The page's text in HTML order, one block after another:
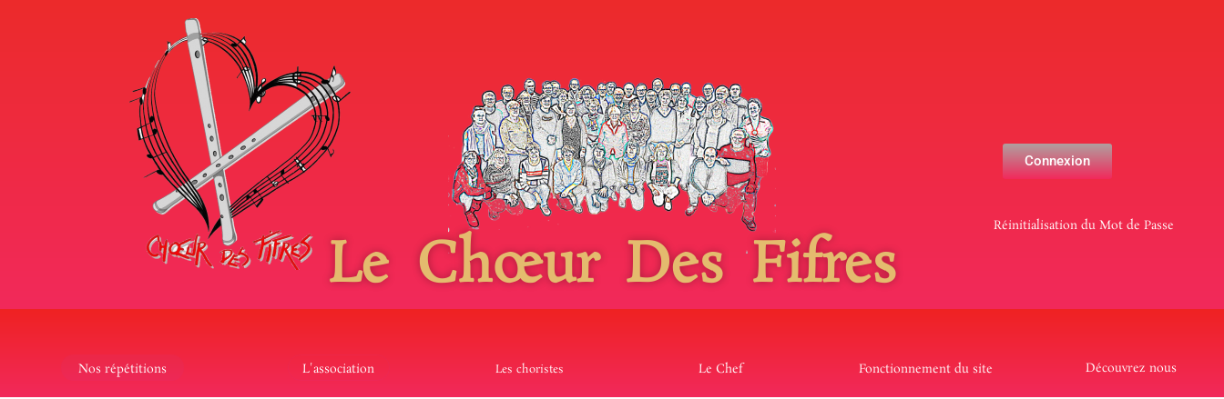
Connexion
Réinitialisation du Mot de Passe
Le Chœur Des Fifres
Nos répétitions L'association Les choristes Le Chef Fonctionnement du site Découvrez nous